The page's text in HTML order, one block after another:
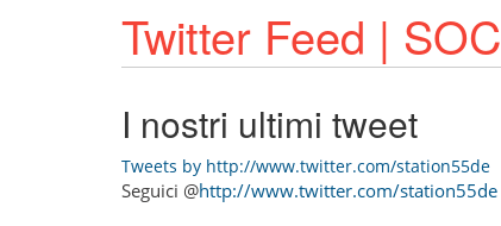
Twitter Feed |
I nostri ultimi tweet
Tweets by http://www.twitter.com/station55de
Seguici @http://www.twitter.com/station55de